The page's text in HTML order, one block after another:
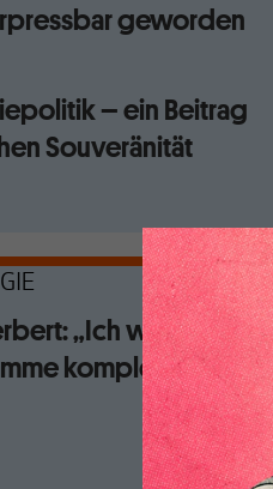
geworden
– ein Beitrag
Souveränität
„Ich würde die
komplett